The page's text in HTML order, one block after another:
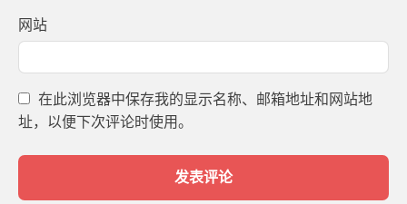
网站
在此浏览器中保存我的显示名称、邮箱地址和网站地
址，以便下次评论时使用。